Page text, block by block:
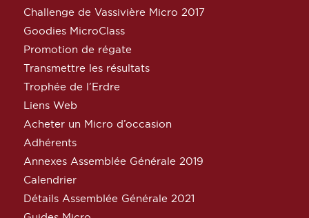
Challenge de Vassivière Micro 2017
Goodies MicroClass
Promotion de régate
Transmettre les résultats
Trophée de l’Erdre
Liens Web
Acheter un Micro d’occasion
Adhérents
Annexes Assemblée Générale 2019
Calendrier
Détails Assemblée Générale 2021